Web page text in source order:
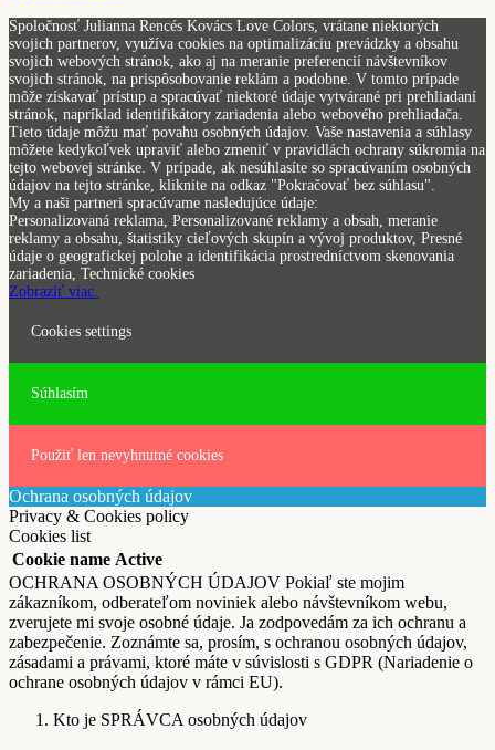
Spoločnosť Julianna Rencés Kovács Love Colors, vrátane niektorých
svojich partnerov, využíva cookies na optimalizáciu prevádzky a obsahu
svojich webových stránok, ako aj na meranie preferencií návštevníkov
svojich stránok, na prispôsobovanie reklám a podobne. V tomto prípade
môže získavať prístup a spracúvať niektoré údaje vytvárané pri prehliadaní
stránok, napríklad identifikátory zariadenia alebo webového prehliadača.
Tieto údaje môžu mať povahu osobných údajov. Vaše nastavenia a súhlasy
môžete kedykoľvek upraviť alebo zmeniť v pravidlách ochrany súkromia na
tejto webovej stránke. V prípade, ak nesúhlasíte so spracúvaním osobných
údajov na tejto stránke, kliknite na odkaz "Pokračovať bez súhlasu".
My a naši partneri spracúvame nasledujúce údaje:
Personalizovaná reklama, Personalizované reklamy a obsah, meranie
reklamy a obsahu, štatistiky cieľových skupín a vývoj produktov, Presné
údaje o geografickej polohe a identifikácia prostredníctvom skenovania
zariadenia, Technické cookies
Zobraziť viac.
Cookies settings
Súhlasím
Použiť len nevyhnutné cookies
Ochrana osobných údajov
Privacy & Cookies policy
Cookies list
Cookie name Active
OCHRANA OSOBNÝCH ÚDAJOV Pokiaľ ste mojim
zákazníkom, odberateľom noviniek alebo návštevníkom webu,
zverujete mi svoje osobné údaje. Ja zodpovedám za ich ochranu a
zabezpečenie. Zoznámte sa, prosím, s ochranou osobných údajov,
zásadami a právami, ktoré máte v súvislosti s GDPR (Nariadenie o
ochrane osobných údajov v rámci EU).
Kto je SPRÁVCA osobných údajov